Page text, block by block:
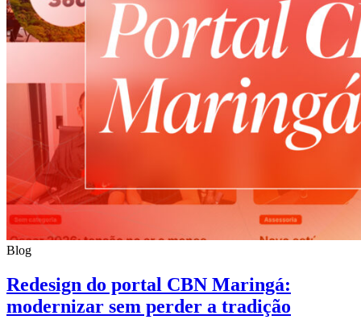
Blog
Redesign do portal CBN Maringá:
modernizar sem perder a tradição